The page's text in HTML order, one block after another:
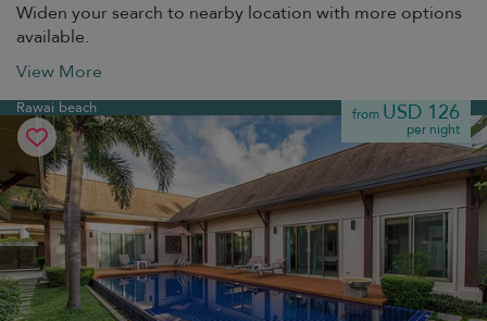
Widen your search to nearby location with more options
available.
View More
Rawai beach from USD 126
per night